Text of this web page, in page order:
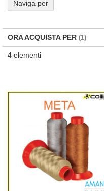
4 elementi
Naviga per
ORA ACQUISTA PER